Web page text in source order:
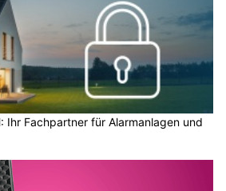
Ihr Fachpartner für Alarmanlagen und